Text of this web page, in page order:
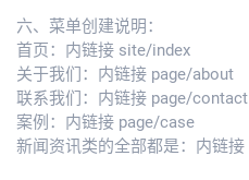
六、菜单创建说明：
首页：内链接 site/index
关于我们：内链接 page/about
联系我们：内链接 page/contact
案例：内链接 page/case
新闻资讯类的全部都是：内链接